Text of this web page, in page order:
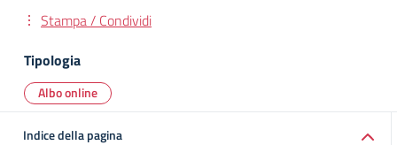
Stampa / Condividi
Tipologia
Albo online
Indice della pagina